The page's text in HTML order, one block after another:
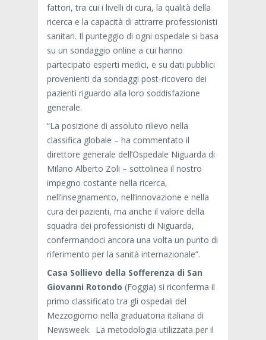
fattori, tra cui i livelli di cura, la qualità della
ricerca e la capacità di attrarre professionisti
sanitari. Il punteggio di ogni ospedale si basa
su un sondaggio online a cui hanno
partecipato esperti medici, e su dati pubblici
provenienti da sondaggi post-ricovero dei
pazienti riguardo alla loro soddisfazione
generale.
“La posizione di assoluto rilievo nella
classifica globale – ha commentato il
direttore generale dell’Ospedale Niguarda di
Milano Alberto Zoli – sottolinea il nostro
impegno costante nella ricerca,
nell’insegnamento, nell’innovazione e nella
cura dei pazienti, ma anche il valore della
squadra dei professionisti di Niguarda,
confermandoci ancora una volta un punto di
riferimento per la sanità internazionale”.
Casa Sollievo della Sofferenza di San
Giovanni Rotondo (Foggia) si riconferma il
primo classificato tra gli ospedali del
Mezzogiorno nella graduatoria italiana di
Newsweek. La metodologia utilizzata per il